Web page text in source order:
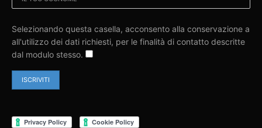
Selezionando questa casella, acconsento alla conservazione a
all'utilizzo dei dati richiesti, per le finalità di contatto descritte
dal modulo stesso.